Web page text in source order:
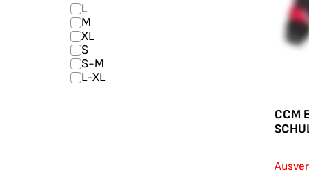
L
M
XL
S
S-M
L-XL
CCM